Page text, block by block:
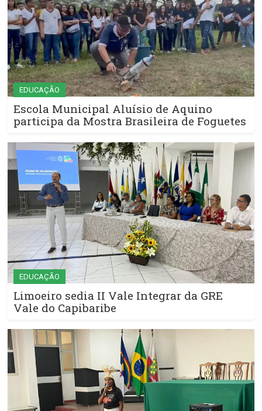
EDUCAÇÃO
Escola Municipal Aluísio de Aquino
participa da Mostra Brasileira de Foguetes
EDUCAÇÃO
Limoeiro sedia II Vale Integrar da GRE
Vale do Capibaribe